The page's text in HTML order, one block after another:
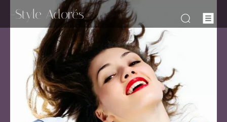
-Style Adorés